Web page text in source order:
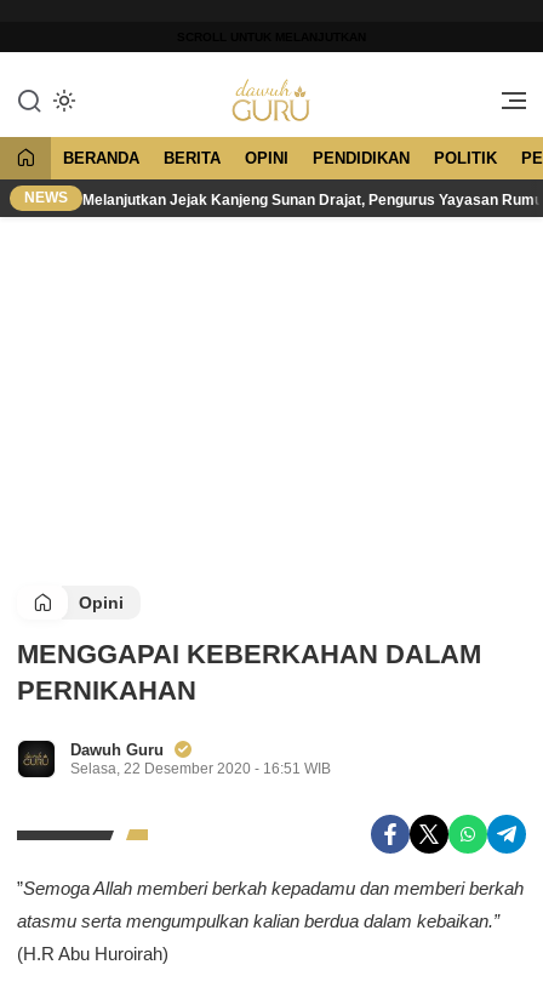
konten
Dawuh Guru
Merawat Tradisi, Membangun
BERANDA BERITA OPINI PENDIDIKAN POLITIK
NEWS Melanjutkan Jejak Kanjeng Sunan Drajat, Pengurus Yayasan
Opini
MENGGAPAI KEBERKAHAN DALAM
PERNIKAHAN
Dawuh Guru
Selasa, 22 Desember 2020 - 16:51 WIB
”Semoga Allah memberi berkah kepadamu dan memberi berkah
atasmu serta mengumpulkan kalian berdua dalam kebaikan.”
(H.R Abu Huroirah)